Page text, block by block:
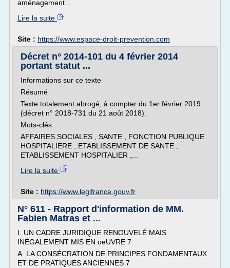
aménagement...
Lire la suite
Site : https://www.espace-droit-prevention.com
Décret n° 2014-101 du 4 février 2014
portant statut ...
Informations sur ce texte
Résumé
Texte totalement abrogé, à compter du 1er février 2019
(décret n° 2018-731 du 21 août 2018).
Mots-clés
AFFAIRES SOCIALES , SANTE , FONCTION PUBLIQUE
HOSPITALIERE , ETABLISSEMENT DE SANTE ,
ETABLISSEMENT HOSPITALIER ,...
Lire la suite
Site : https://www.legifrance.gouv.fr
N° 611 - Rapport d'information de MM.
Fabien Matras et ...
I. UN CADRE JURIDIQUE RENOUVELÉ MAIS
INÉGALEMENT MIS EN oeUVRE 7
A. LA CONSÉCRATION DE PRINCIPES FONDAMENTAUX
ET DE PRATIQUES ANCIENNES 7